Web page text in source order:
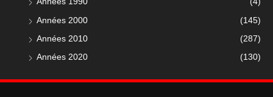
Années 2000 (145)
Années 2010 (287)
Années 2020 (130)